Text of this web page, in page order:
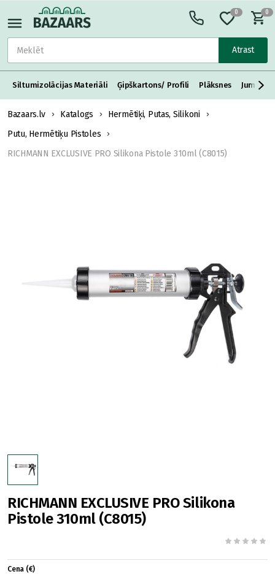
Atrast
0 0
Siltumizolācijas Materiāli Ģipškartons/ Profili Plāksnes Jumta
Bazaars.lv Katalogs
Hermētiķi, Putas, Silikoni
Putu, Hermētiķu Pistoles
RICHMANN EXCLUSIVE PRO Silikona Pistole 310ml (C8015)
RICHMANN EXCLUSIVE PRO Silikona
Pistole 310ml (C8015)
Cena (€)